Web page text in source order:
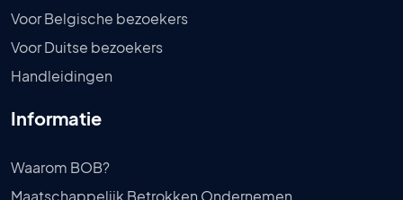
Voor Belgische bezoekers
Voor Duitse bezoekers
Handleidingen
Informatie
Waarom BOB?
Maatschappelijk Betrokken Ondernemen